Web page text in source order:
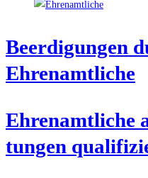
Beer­di­gun­gen
Ehrenamtliche
Ehren­amt­li­che
tun­gen